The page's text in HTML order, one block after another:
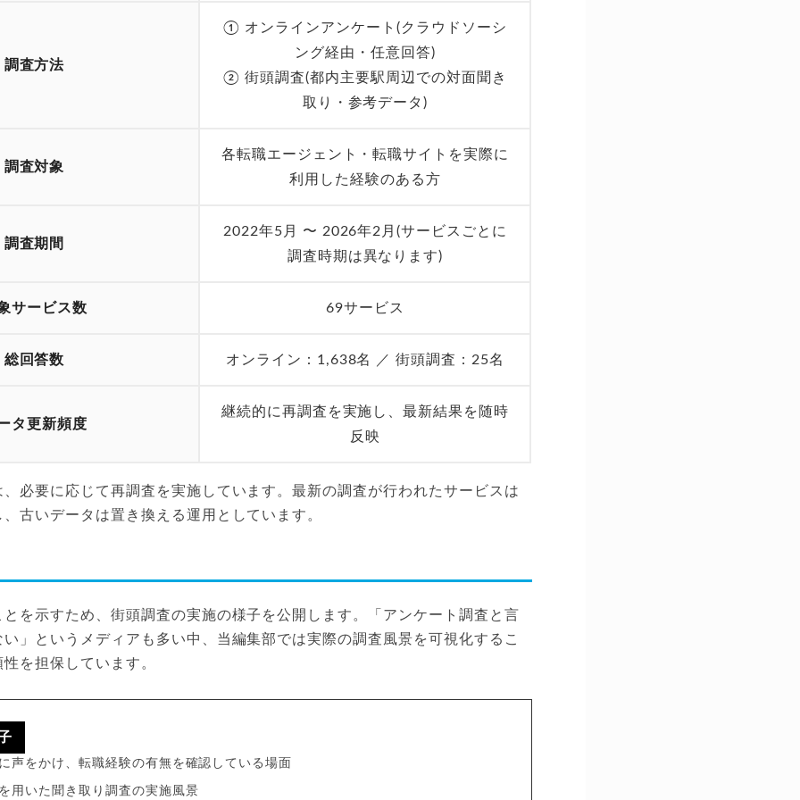
調査方法
① オンラインアンケート(クラウドソーシ
ング経由・任意回答)
② 街頭調査(都内主要駅周辺での対面聞き
取り・参考データ)
調査対象
各転職エージェント・転職サイトを実際に
利用した経験のある方
調査期間
2022年5月 〜 2026年2月(サービスごとに
調査時期は異なります)
サービス数 69サービス
総回答数 オンライン：1,638名 ／ 街頭調査：25名
タ更新頻度
継続的に再調査を実施し、最新結果を随時
反映
必要に応じて再調査を実施しています。最新の調査が行われたサービスは
古いデータは置き換える運用としています。
を示すため、街頭調査の実施の様子を公開します。「アンケート調査と言
」というメディアも多い中、当編集部では実際の調査風景を可視化するこ
を担保しています。
声をかけ、転職経験の有無を確認している場面
用いた聞き取り調査の実施風景